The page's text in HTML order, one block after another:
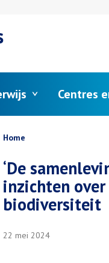
Centres
Kruimelpad
Home
‘De
inzichten
biodiversiteit
22 mei 2024